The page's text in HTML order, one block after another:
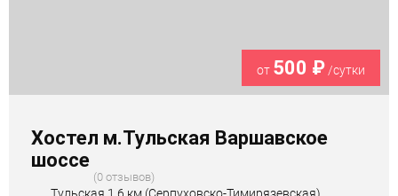
от 500 ₽/сутки
Хостел м.Тульская Варшавское
шоссе
0 отзывов
Тульская 1,6 км (Серпуховско-Тимирязевская)